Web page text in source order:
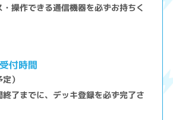
操作できる通信機器を必ずお持ちく
付時間
）
了までに、デッキ登録を必ず完了さ